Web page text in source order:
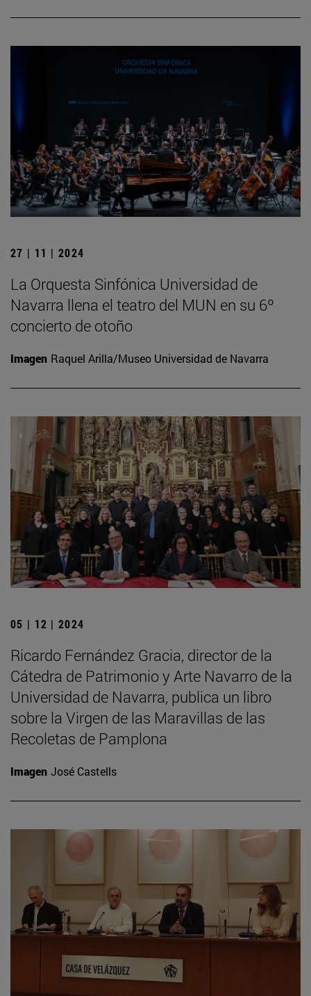
27 | 11 | 2024
La Orquesta Sinfónica Universidad de
Navarra llena el teatro del MUN en su 6º
concierto de otoño
Imagen Raquel Arilla/Museo Universidad de Navarra
05 | 12 | 2024
Ricardo Fernández Gracia, director de la
Cátedra de Patrimonio y Arte Navarro de la
Universidad de Navarra, publica un libro
sobre la Virgen de las Maravillas de las
Recoletas de Pamplona
Imagen José Castells